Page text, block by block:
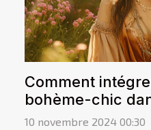
Comment
bohème-chic
10 novembre 2024 00:30